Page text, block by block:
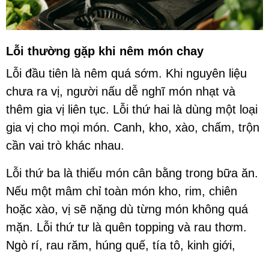
Lỗi thường gặp khi nêm món chay
Lỗi đầu tiên là nêm quá sớm. Khi nguyên liệu
chưa ra vị, người nấu dễ nghĩ món nhạt và
thêm gia vị liên tục. Lỗi thứ hai là dùng một loại
gia vị cho mọi món. Canh, kho, xào, chấm, trộn
cần vai trò khác nhau.
Lỗi thứ ba là thiếu món cân bằng trong bữa ăn.
Nếu một mâm chỉ toàn món kho, rim, chiên
hoặc xào, vị sẽ nặng dù từng món không quá
mặn. Lỗi thứ tư là quên topping và rau thơm.
Ngò rí, rau răm, húng quế, tía tô, kinh giới,